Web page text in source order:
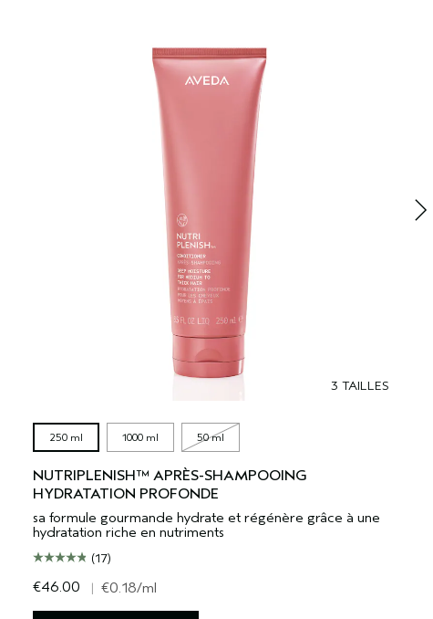
3 TAILLES
250 ml 1000 ml 50 ml
NUTRIPLENISH™ APRÈS-SHAMPOOING
HYDRATATION PROFONDE
sa formule gourmande hydrate et régénère grâce à une
hydratation riche en nutriments
(17)
€46.00 | €0.18/ml